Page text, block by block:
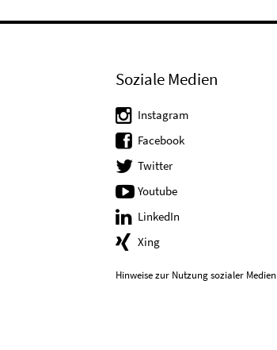
Soziale Medien
Instagram
Facebook
Twitter
Youtube
LinkedIn
Xing
Hinweise zur Nutzung sozialer Medien